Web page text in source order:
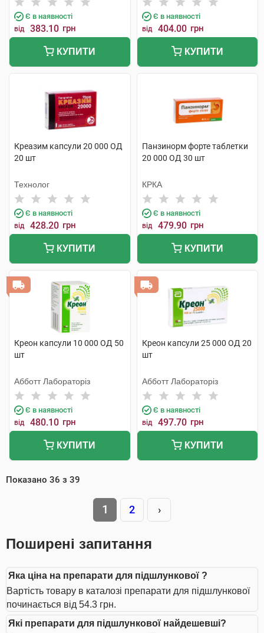
Є в наявності
від 383.10 грн
КУПИТИ
Є в наявності
від 404.00 грн
КУПИТИ
Креазим капсули 20 000 ОД
20 шт
Технолог
Є в наявності
від 428.20 грн
КУПИТИ
Панзинорм форте таблетки
20 000 ОД 30 шт
КРКА
Є в наявності
від 479.90 грн
КУПИТИ
Креон капсули 10 000 ОД 50
шт
Абботт Лабораторіз
Є в наявності
від 480.10 грн
КУПИТИ
Креон капсули 25 000 ОД 20
шт
Абботт Лабораторіз
Є в наявності
від 497.70 грн
КУПИТИ
Показано 36 з 39
1 2 ›
Поширені запитання
Яка ціна на препарати для підшлункової ?
Вартість товару в каталозі препарати для підшлункової
починається від 54.3 грн.
Які препарати для підшлункової найдешевші?